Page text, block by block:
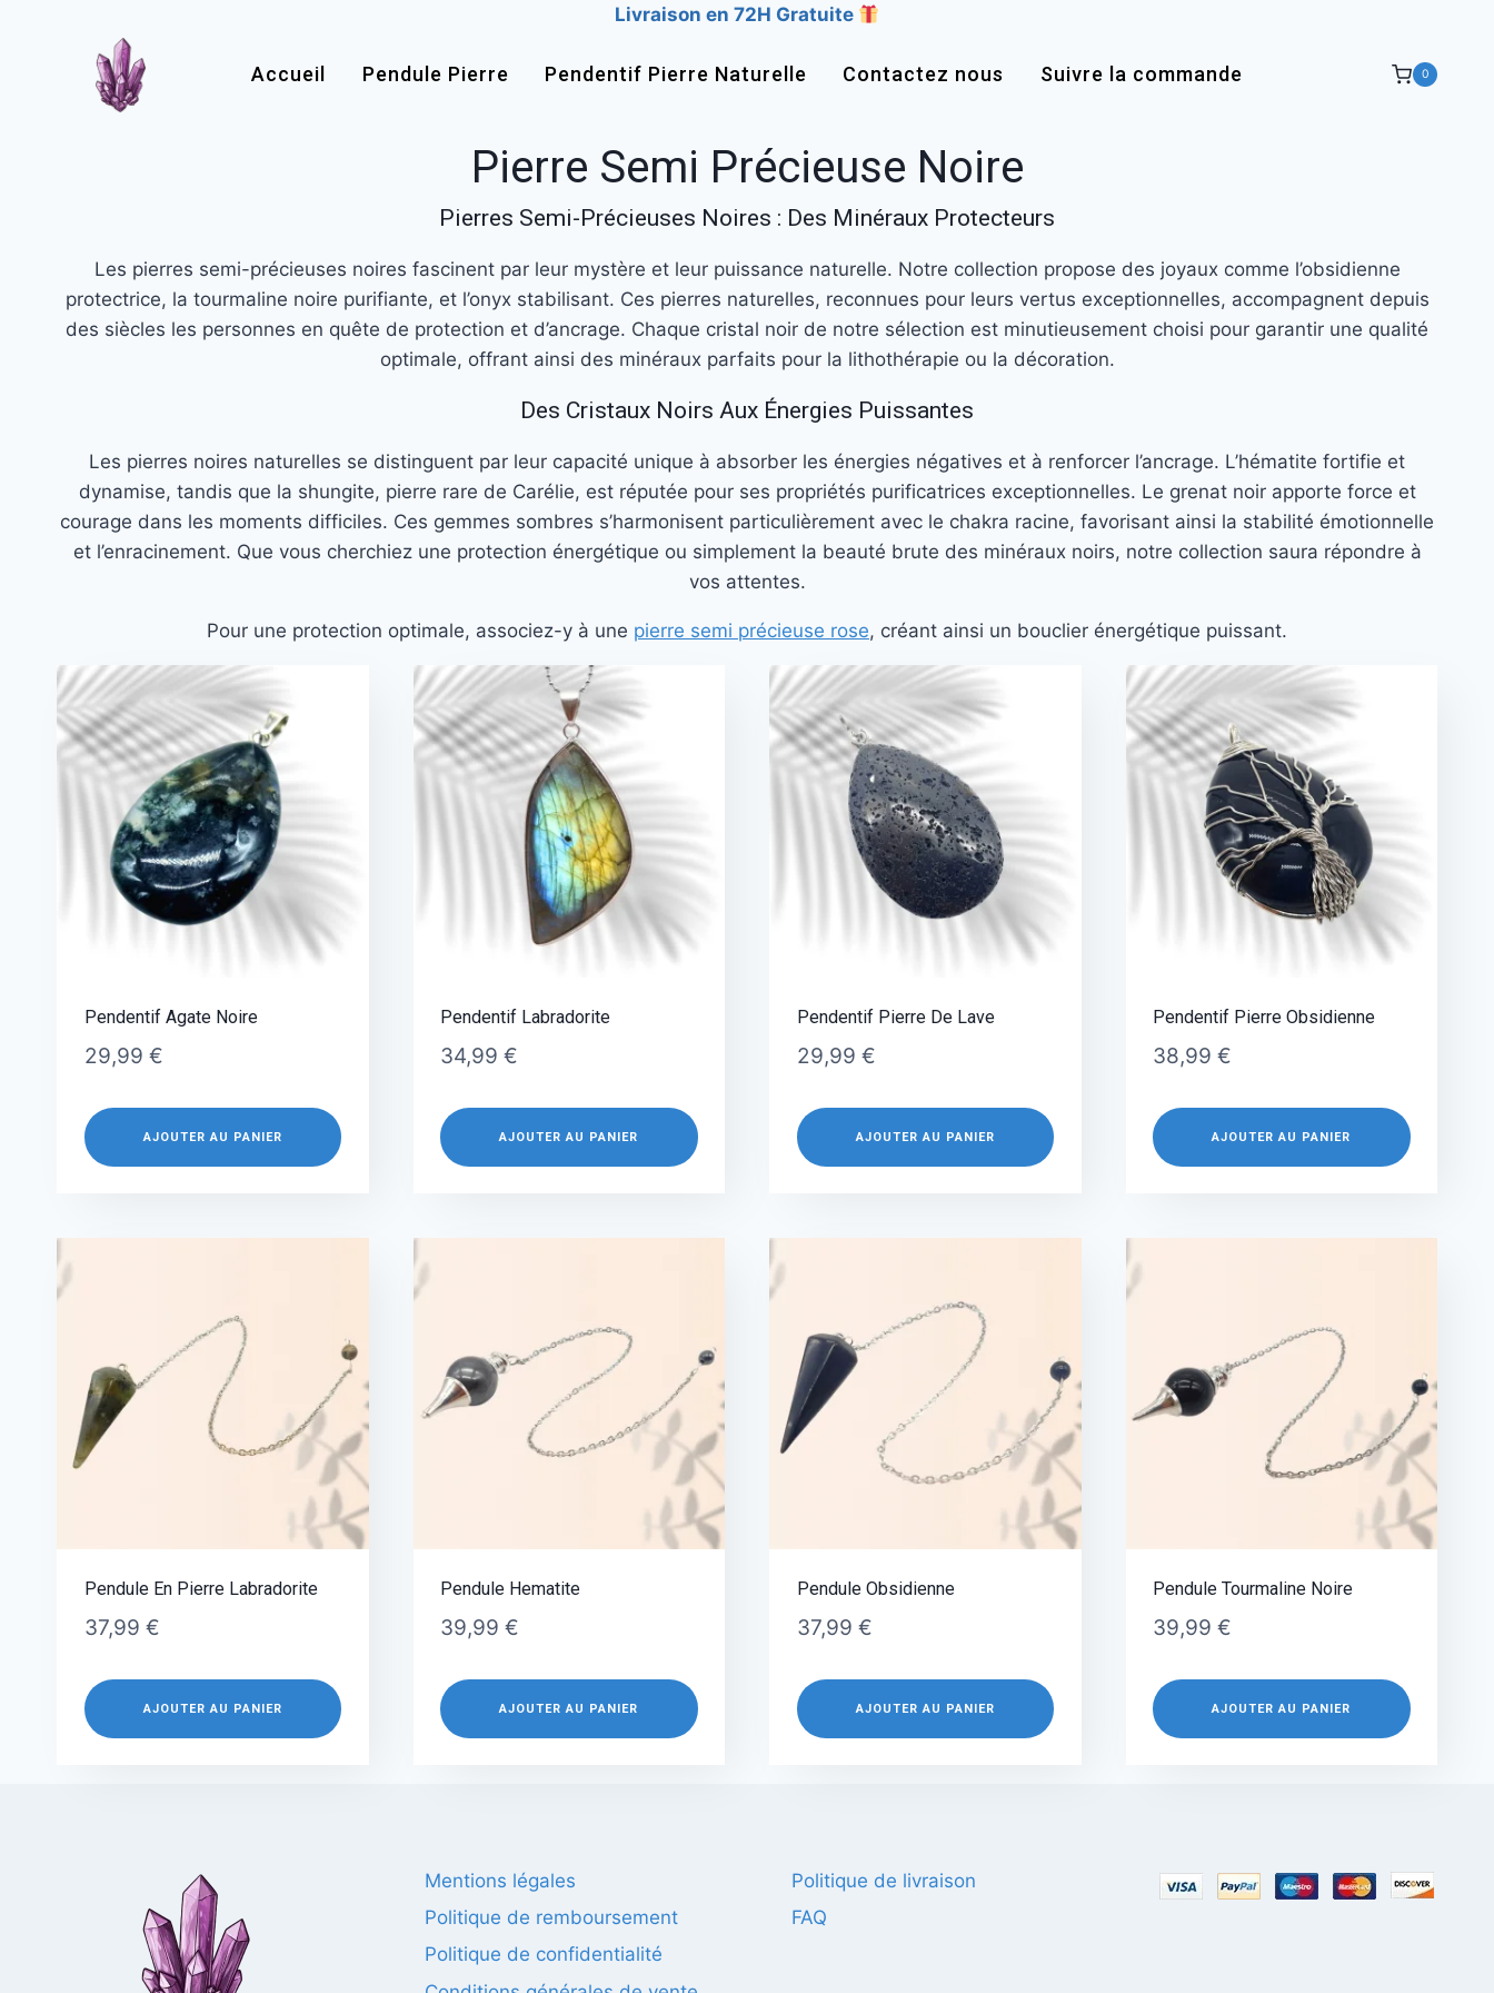
Livraison en 72H Gratuite
Accueil Pendule Pierre Pendentif Pierre Naturelle Contactez nous Suivre la commande 0
Pierre Semi Précieuse Noire
Pierres Semi-Précieuses Noires : Des Minéraux Protecteurs
Les pierres semi-précieuses noires fascinent par leur mystère et leur puissance naturelle. Notre collection propose des joyaux comme l’obsidienne
protectrice, la tourmaline noire purifiante, et l’onyx stabilisant. Ces pierres naturelles, reconnues pour leurs vertus exceptionnelles, accompagnent depuis
des siècles les personnes en quête de protection et d’ancrage. Chaque cristal noir de notre sélection est minutieusement choisi pour garantir une qualité
optimale, offrant ainsi des minéraux parfaits pour la lithothérapie ou la décoration.
Des Cristaux Noirs Aux Énergies Puissantes
Les pierres noires naturelles se distinguent par leur capacité unique à absorber les énergies négatives et à renforcer l’ancrage. L’hématite fortifie et
dynamise, tandis que la shungite, pierre rare de Carélie, est réputée pour ses propriétés purificatrices exceptionnelles. Le grenat noir apporte force et
courage dans les moments difficiles. Ces gemmes sombres s’harmonisent particulièrement avec le chakra racine, favorisant ainsi la stabilité émotionnelle
et l’enracinement. Que vous cherchiez une protection énergétique ou simplement la beauté brute des minéraux noirs, notre collection saura répondre à
vos attentes.
Pour une protection optimale, associez-y à une pierre semi précieuse rose, créant ainsi un bouclier énergétique puissant.
Pendentif Agate Noire
29,99 €
AJOUTER AU PANIER
Pendentif Labradorite
34,99 €
AJOUTER AU PANIER
Pendentif Pierre De Lave
29,99 €
AJOUTER AU PANIER
Pendentif Pierre Obsidienne
38,99 €
AJOUTER AU PANIER
Pendule En Pierre Labradorite
37,99 €
AJOUTER AU PANIER
Pendule Hematite
39,99 €
AJOUTER AU PANIER
Pendule Obsidienne
37,99 €
AJOUTER AU PANIER
Pendule Tourmaline Noire
39,99 €
AJOUTER AU PANIER
Mentions légales
Politique de remboursement
Politique de confidentialité
Politique de livraison
FAQ